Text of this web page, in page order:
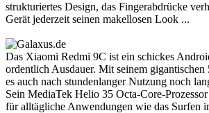
strukturiertes Design, das Fingerabdrücke
Gerät jederzeit seinen makellosen Look ...
Das Xiaomi Redmi 9C ist ein schickes
ordentlich Ausdauer. Mit seinem
es auch nach stundenlanger Nutzung noch
Sein MediaTek Helio 35 Octa-Core-
für alltägliche Anwendungen wie das Surfen